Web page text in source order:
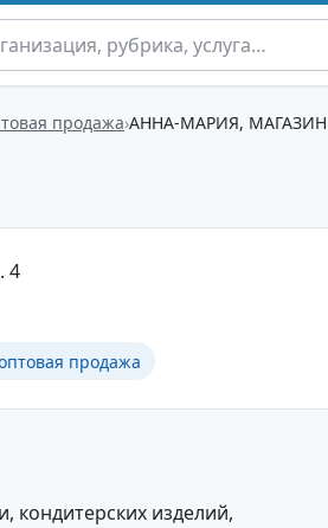
продажа АННА-МАРИЯ, МАГАЗИН
4
продажа
изделий,